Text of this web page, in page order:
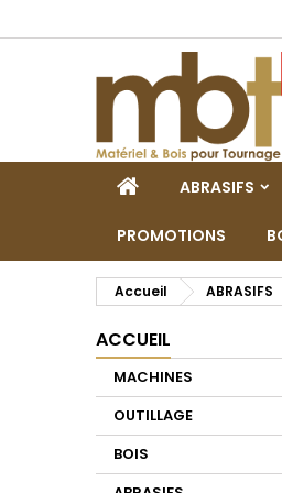
ACCUEILABRASIFS
PROMOTIONS
Accueil ABRASIFS
ACCUEIL
MACHINES
OUTILLAGE
BOIS